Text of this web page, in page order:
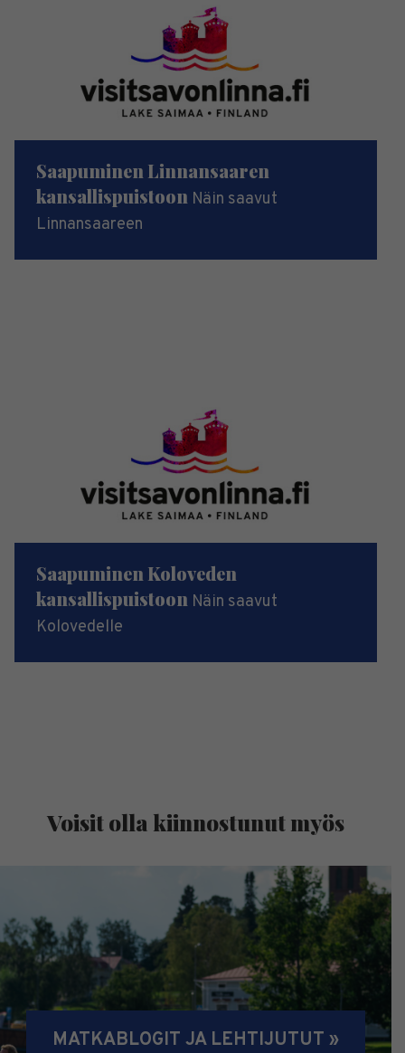
Saapuminen Linnansaaren
kansallispuistoon Näin saavut
Linnansaareen
Saapuminen Koloveden
kansallispuistoon Näin saavut
Kolovedelle
Voisit olla kiinnostunut myös
MATKABLOGIT JA LEHTIJUTUT »